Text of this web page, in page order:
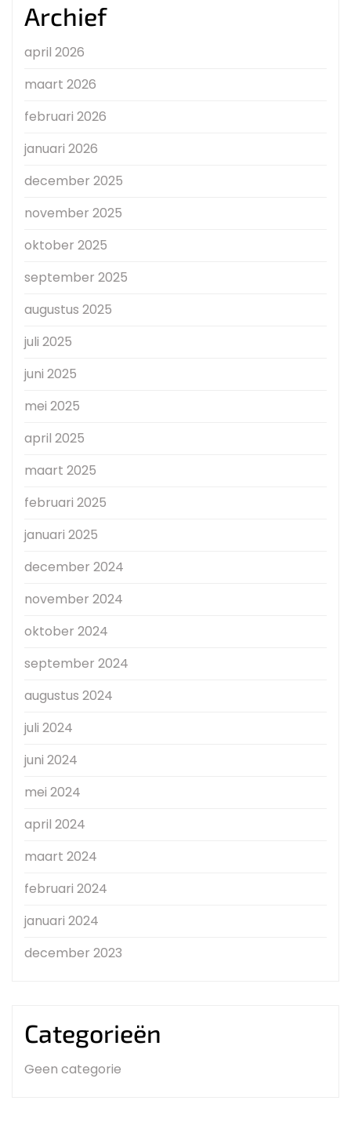
Archief
april 2026
maart 2026
februari 2026
januari 2026
december 2025
november 2025
oktober 2025
september 2025
augustus 2025
juli 2025
juni 2025
mei 2025
april 2025
maart 2025
februari 2025
januari 2025
december 2024
november 2024
oktober 2024
september 2024
augustus 2024
juli 2024
juni 2024
mei 2024
april 2024
maart 2024
februari 2024
januari 2024
december 2023
Categorieën
Geen categorie